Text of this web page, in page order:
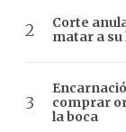
Corte
matar a
comprar
la boca